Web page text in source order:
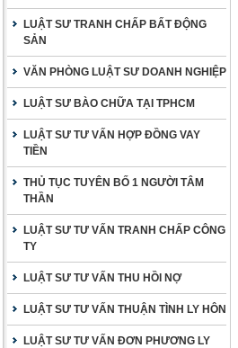
LUẬT SƯ TRANH CHẤP BẤT ĐỘNG
SẢN
VĂN PHÒNG LUẬT SƯ DOANH NGHIỆP
LUẬT SƯ BÀO CHỮA TẠI TPHCM
LUẬT SƯ TƯ VẤN HỢP ĐỒNG VAY
TIỀN
THỦ TỤC TUYÊN BỐ 1 NGƯỜI TÂM
THẦN
LUẬT SƯ TƯ VẤN TRANH CHẤP CÔNG
TY
LUẬT SƯ TƯ VẤN THU HỒI NỢ
LUẬT SƯ TƯ VẤN THUẬN TÌNH LY HÔN
LUẬT SƯ TƯ VẤN ĐƠN PHƯƠNG LY